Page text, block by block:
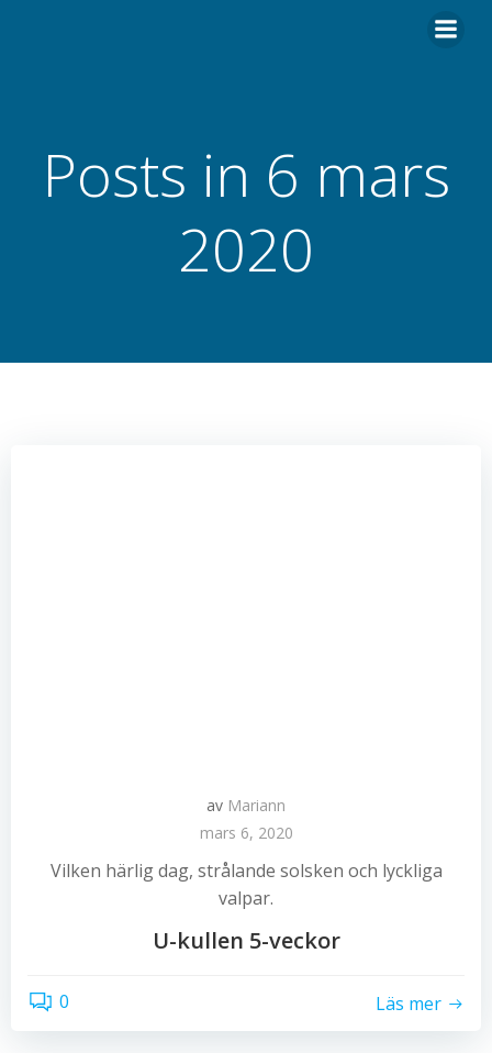
Posts in 6 mars
2020
av Mariann
mars 6, 2020
Vilken härlig dag, strålande solsken och lyckliga
valpar.
U-kullen 5-veckor
0 Läs mer